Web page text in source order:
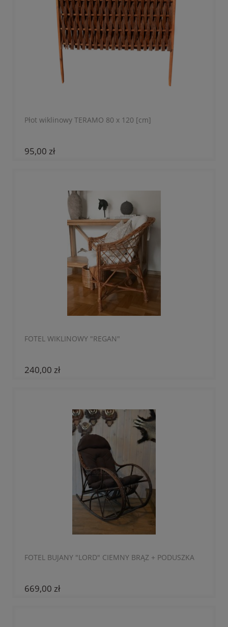
Płot wiklinowy TERAMO 80 x 120 [cm]
95,00 zł
FOTEL WIKLINOWY "REGAN"
240,00 zł
FOTEL BUJANY "LORD" CIEMNY BRĄZ + PODUSZKA
669,00 zł